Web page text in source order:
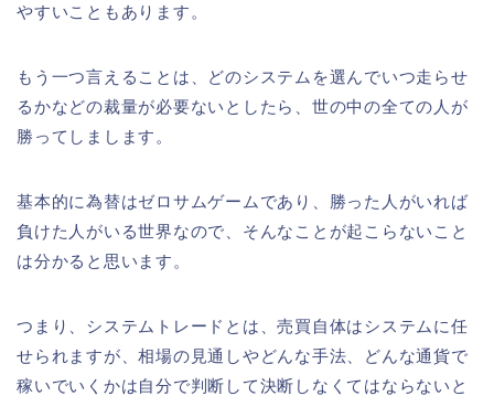
やすいこともあります。
もう一つ言えることは、どのシステムを選んでいつ走らせ
るかなどの裁量が必要ないとしたら、世の中の全ての人が
勝ってしまします。
基本的に為替はゼロサムゲームであり、勝った人がいれば
負けた人がいる世界なので、そんなことが起こらないこと
は分かると思います。
つまり、システムトレードとは、売買自体はシステムに任
せられますが、相場の見通しやどんな手法、どんな通貨で
稼いでいくかは自分で判断して決断しなくてはならないと